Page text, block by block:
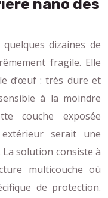
nano des
dizaines de
fragile. Elle
d’œuf : très dure et
à la moindre
couche exposée
extérieur serait une
solution consiste à
multicouche où
de protection.